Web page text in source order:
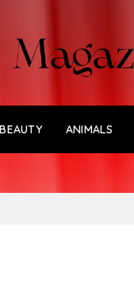
BEAUTY ANIMALS